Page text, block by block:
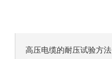
高压电缆的耐压试验方法